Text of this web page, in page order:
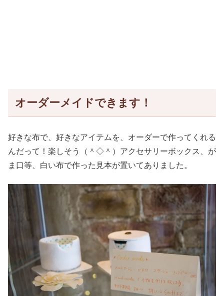
オーダーメイドできます！
好きな布で、好きなアイテムを、オーダーで作ってくれる
んだって！楽しそう（＾◇＾）アクセサリーボックス、が
ま口等、白い布で作った見本が置いてありました。